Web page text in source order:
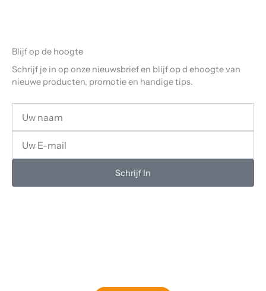
Blijf op de hoogte
Schrijf je in op onze nieuwsbrief en blijf op d ehoogte van
nieuwe producten, promotie en handige tips.
Naam
email
Schrijf In